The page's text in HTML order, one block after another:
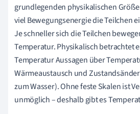
grundlegenden physikalischen
viel Bewegungsenergie die Teilchen
Je schneller sich die Teilchen
Temperatur. Physikalisch betrachtet
Temperatur Aussagen über
Wärmeaustausch und
zum Wasser). Ohne feste Skalen ist
unmöglich – deshalb gibt es